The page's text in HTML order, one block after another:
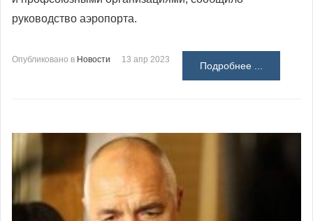
руководство аэропорта.
Опубликовано в Новости 13 апр 2023
Подробнее ...